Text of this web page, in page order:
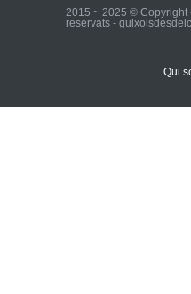
2015 ~ 2025 © Copyright
reservats -
Qui